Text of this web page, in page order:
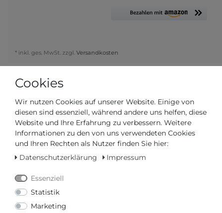
* inkl. ges. MwSt. zzgl. Versandkosten
VERWANDTE PRODUKTE
POLICE JEWELRY
69,00 € *
Police Jewelry ABROAD
PEAGB0008404
Herrenarmband
Cookies
Wir nutzen Cookies auf unserer Website. Einige von
diesen sind essenziell, während andere uns helfen, diese
Website und Ihre Erfahrung zu verbessern. Weitere
Informationen zu den von uns verwendeten Cookies
und Ihren Rechten als Nutzer finden Sie hier:
Datenschutzerklärung
Impressum
Essenziell
Statistik
Marketing